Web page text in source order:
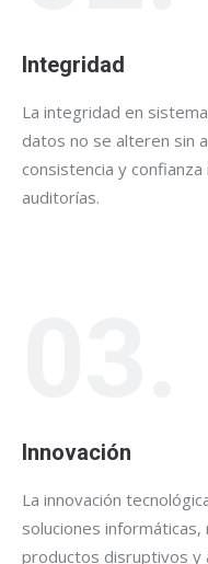
Integridad
La integridad en
datos no se alteren sin
consistencia y
auditorías.
Innovación
La innovación
soluciones
productos disruptivos y